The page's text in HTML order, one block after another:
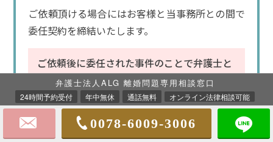
ご依頼頂ける場合にはお客様と当事務所との間で
委任契約を締結いたします。
ご依頼後に委任された事件のことで弁護士と
の打合せ等をすることがあっても別途相談料
がかかることはありませんのでご安心くださ
い。
弁護士法人ALG 離婚問題専用相談窓口
24時間予約受付 年中無休 通話無料 オンライン法律相談可能
0078-6009-3006